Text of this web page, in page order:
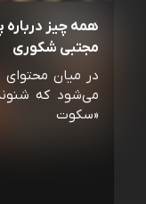
مجتبی شکوری
در میان محتوای
می‌شود که
«سکوت